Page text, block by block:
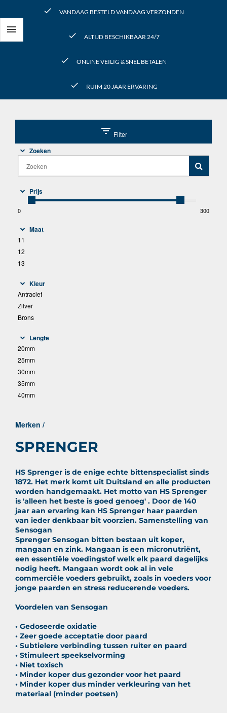

check VANDAAG BESTELD VANDAAG VERZONDEN
check ALTIJD BESCHIKBAAR 24/7
check ONLINE VEILIG & SNEL BETALEN
check RUIM 20 JAAR ERVARING
filter_list Filter
Zoeken
Prijs
0 300
Maat
11
12
13
Kleur
Antraciet
Zilver
Brons
Lengte
20mm
25mm
30mm
35mm
40mm
Merken /
SPRENGER
HS Sprenger is de enige echte bittenspecialist sinds
1872. Het merk komt uit Duitsland en alle producten
worden handgemaakt. Het motto van HS Sprenger
is 'alleen het beste is goed genoeg' . Door de 140
jaar aan ervaring kan HS Sprenger haar paarden
van ieder denkbaar bit voorzien. Samenstelling van
Sensogan
Sprenger Sensogan bitten bestaan uit koper,
mangaan en zink. Mangaan is een micronutriënt,
een essentiële voedingstof welk elk paard dagelijks
nodig heeft. Mangaan wordt ook al in vele
commerciële voeders gebruikt, zoals in voeders voor
jonge paarden en stress reducerende voeders.
Voordelen van Sensogan
• Gedoseerde oxidatie
• Zeer goede acceptatie door paard
• Subtielere verbinding tussen ruiter en paard
• Stimuleert speekselvorming
• Niet toxisch
• Minder koper dus gezonder voor het paard
• Minder koper dus minder verkleuring van het
materiaal (minder poetsen)